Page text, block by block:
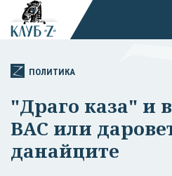
ПОЛИТИКА
"Драго каза" и
ВАС или
данайците